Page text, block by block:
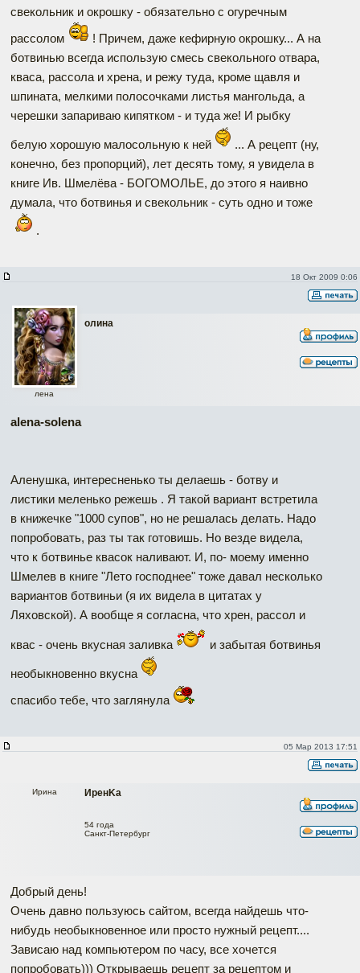
свекольник и окрошку - обязательно с огуречным
рассолом
! Причем, даже кефирную окрошку... А на
ботвинью всегда использую смесь свекольного отвара,
кваса, рассола и хрена, и режу туда, кроме щавля и
шпината, мелкими полосочками листья мангольда, а
черешки запариваю кипятком - и туда же! И рыбку
белую хорошую малосольную к ней
... А рецепт (ну,
конечно, без пропорций), лет десять тому, я увидела в
книге Ив. Шмелёва - БОГОМОЛЬЕ, до этого я наивно
думала, что ботвинья и свекольник - суть одно и тоже
.
18 Окт 2009 0:06
олина
лена
alena-solena
Аленушка, интересненько ты делаешь - ботву и
листики меленько режешь . Я такой вариант встретила
в книжечке "1000 супов", но не решалась делать. Надо
попробовать, раз ты так готовишь. Но везде видела,
что к ботвинье квасок наливают. И, по- моему именно
Шмелев в книге "Лето господнее" тоже давал несколько
вариантов ботвиньи (я их видела в цитатах у
Ляховской). А вообще я согласна, что хрен, рассол и
квас - очень вкусная заливка и забытая ботвинья
необыкновенно вкусна
спасибо тебе, что заглянула
05 Мар 2013 17:51
ИренKа
Ирина
54 года
Санкт-Петербург
Добрый день!
Очень давно пользуюсь сайтом, всегда найдешь что-
нибудь необыкновенное или просто нужный рецепт....
Зависаю над компьютером по часу, все хочется
попробовать))) Открываешь рецепт за рецептом и